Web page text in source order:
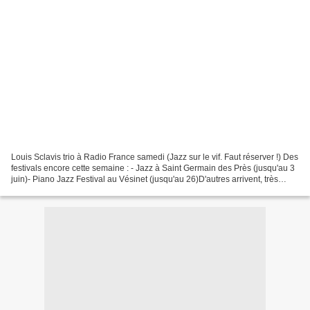
Louis Sclavis trio à Radio France samedi (Jazz sur le vif. Faut réserver !) Des
festivals encore cette semaine : - Jazz à Saint Germain des Près (jusqu'au 3
juin)- Piano Jazz Festival au Vésinet (jusqu'au 26)D'autres arrivent, très